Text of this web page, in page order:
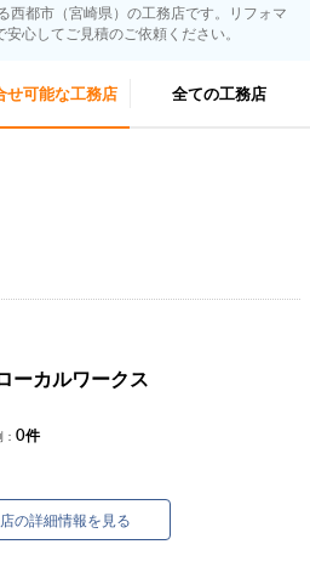
西都市（宮崎県）の工務店です。リフォマ
心してご見積のご依頼ください。
せ可能な工務店 全ての工務店
ーカルワークス
0件
の詳細情報を見る